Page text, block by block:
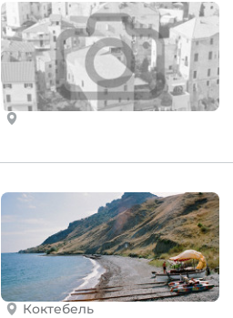
Коктебель